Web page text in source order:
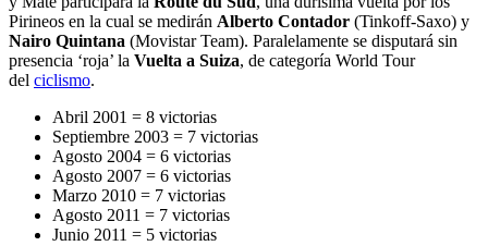
Pirineos en la cual se medirán Alberto Contador (Tinkoff-Saxo) y
Nairo Quintana (Movistar Team). Paralelamente se disputará sin
presencia ‘roja’ la Vuelta a Suiza, de categoría World Tour
del ciclismo.
Abril 2001 = 8 victorias
Septiembre 2003 = 7 victorias
Agosto 2004 = 6 victorias
Agosto 2007 = 6 victorias
Marzo 2010 = 7 victorias
Agosto 2011 = 7 victorias
Junio 2011 = 5 victorias